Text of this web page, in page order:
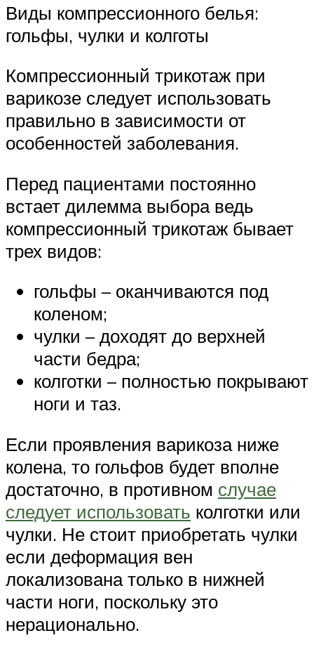
Виды компрессионного белья:
гольфы, чулки и колготы
Компрессионный трикотаж при
варикозе следует использовать
правильно в зависимости от
особенностей заболевания.
Перед пациентами постоянно
встает дилемма выбора ведь
компрессионный трикотаж бывает
трех видов:
гольфы – оканчиваются под
коленом;
чулки – доходят до верхней
части бедра;
колготки – полностью покрывают
ноги и таз.
Если проявления варикоза ниже
колена, то гольфов будет вполне
достаточно, в противном случае
следует использовать колготки или
чулки. Не стоит приобретать чулки
если деформация вен
локализована только в нижней
части ноги, поскольку это
нерационально.